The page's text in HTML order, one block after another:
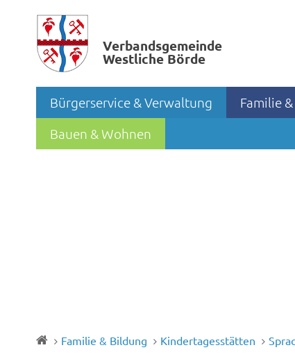
Verbands­gemeinde
Westliche Börde
Bürgerservice & Verwaltung Familie
Bauen & Wohnen
Familie & Bildung Kindertagesstätten